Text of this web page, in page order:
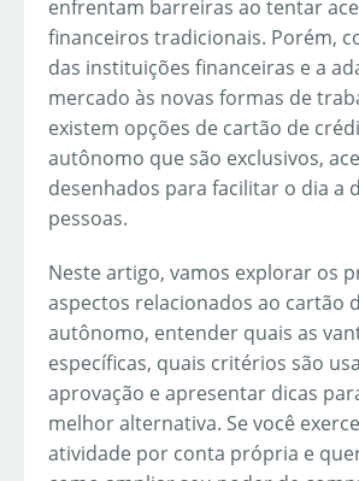
enfrentam barreiras ao tentar
financeiros tradicionais. Porém,
das instituições financeiras e a
mercado às novas formas de
existem opções de cartão de
autônomo que são exclusivos,
desenhados para facilitar o dia a
pessoas.
Neste artigo, vamos explorar os
aspectos relacionados ao cartão
autônomo, entender quais as
específicas, quais critérios são
aprovação e apresentar dicas
melhor alternativa. Se você
atividade por conta própria e